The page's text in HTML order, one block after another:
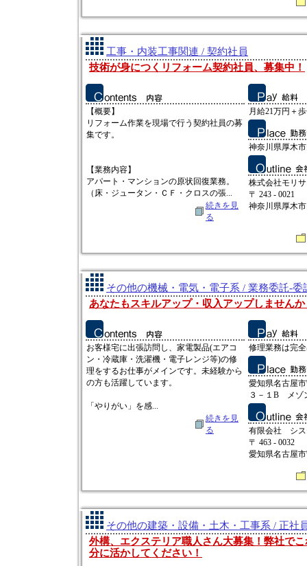
工事・内装工事関連 / 契約社員
技術が身につくリフォーム契約社員、募集中！
【概要】
リフォーム作業を現場で行う契約社員の募
集です。
【業務内容】
アパート・マンションの原状回復業務。
（床・ジュータン・ＣＦ・クロスの張...
続きを見
る
月給21万円＋
神奈川県厚木
株式会社モリ
〒 243 - 0021
神奈川県厚木
その他の機械・電気・電子系 / 業務委託-委
あなたもスキルアップ・収入アップしませんか
お客様宅に出張訪問し、家電製品(エアコ
ン・冷蔵庫・洗濯機・電子レンジ等)の修
理をするお仕事がメインです。未経験から
の方も活躍しています。
「やりがい」を感...
続きを見
る
修理業務は完
愛知県名古屋
３－１B メゾ
有限会社 シス
〒 463 - 0032
愛知県名古屋
その他の建築・設備・土木・工事系 / 正社
外構、エクステリア職人さん大募集！弊社で
分に活かしてください！